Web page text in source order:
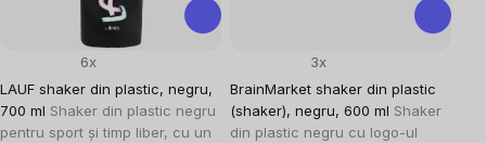
LAUF shaker din plastic, negru,
700 ml Shaker din plastic negru
pentru sport și timp liber, cu un
6x
BrainMarket shaker din plastic
(shaker), negru, 600 ml Shaker
din plastic negru cu logo-ul
3x